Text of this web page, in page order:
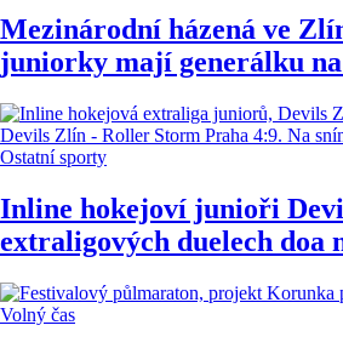
Mezinárodní házená ve
juniorky mají generálku
Ostatní sporty
Inline hokejoví junioři
extraligových duelech doa
Volný čas